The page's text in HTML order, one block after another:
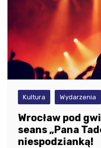
Kultura Wydarzenia
Wrocław pod
seans „Pana
niespodzianką!